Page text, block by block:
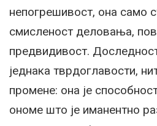
непогрешивост, она само
смисленост деловања,
предвидивост.
једнака тврдоглавости,
промене: она је
ономе што је иманентно